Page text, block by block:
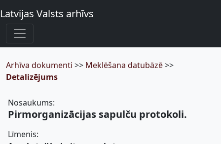
Latvijas Valsts arhīvs
Arhīva dokumenti >> Meklēšana datubāzē>>
Detalizējums
Nosaukums:
Pirmorganizācijas sapulču protokoli.
Līmenis: